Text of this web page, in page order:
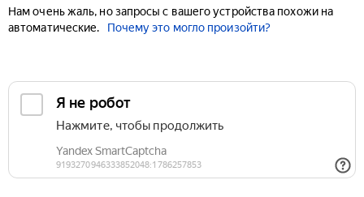
Нам очень жаль, но запросы с вашего устройства похожи на
автоматические.
Почему это могло произойти?